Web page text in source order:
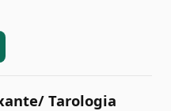
Tarologia